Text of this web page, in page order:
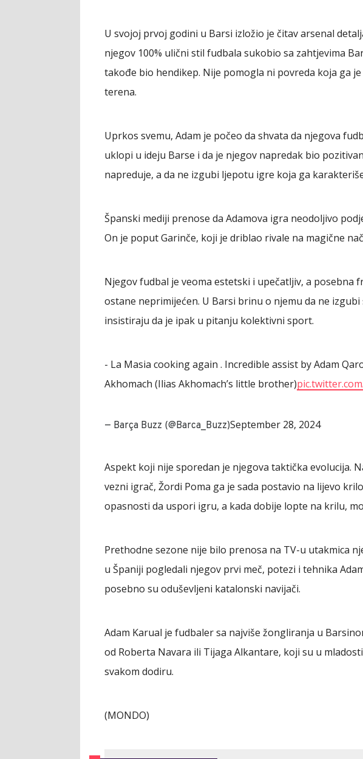
U svojoj prvoj godini u Barsi izložio je čitav arsenal
njegov 100% ulični stil fudbala sukobio sa zahtjevima
takođe bio hendikep. Nije pomogla ni povreda koja ga
terena.
Uprkos svemu, Adam je počeo da shvata da njegova
uklopi u ideju Barse i da je njegov napredak bio
napreduje, a da ne izgubi ljepotu igre koja ga
Španski mediji prenose da Adamova igra neodoljivo
On je poput Garinče, koji je driblao rivale na magične
Njegov fudbal je veoma estetski i upečatljiv, a posebna
ostane neprimijećen. U Barsi brinu o njemu da ne
insistiraju da je ipak u pitanju kolektivni sport.
- La Masia cooking again . Incredible assist by Adam
Akhomach (Ilias Akhomach’s little brother)
— Barça Buzz (@Barca_Buzz)September 28, 2024
Aspekt koji nije sporedan je njegova taktička evolucija.
vezni igrač, Žordi Poma ga je sada postavio na lijevo
opasnosti da uspori igru, a kada dobije lopte na krilu,
Prethodne sezone nije bilo prenosa na TV-u utakmica
u Španiji pogledali njegov prvi meč, potezi i tehnika
posebno su oduševljeni katalonski navijači.
Adam Karual je fudbaler sa najviše žongliranja u
od Roberta Navara ili Tijaga Alkantare, koji su u
svakom dodiru.
(MONDO)